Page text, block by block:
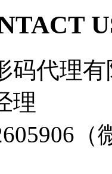
码代理
理
（